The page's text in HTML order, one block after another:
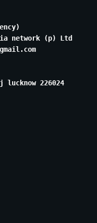
network (p) Ltd
226024